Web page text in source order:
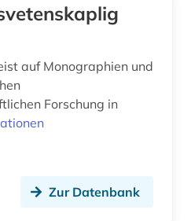
auf Monographien und
Forschung in
Zur Datenbank